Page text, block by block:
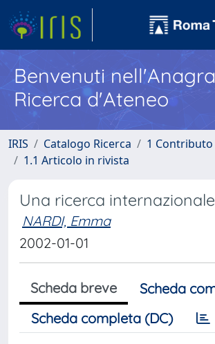
Benvenuti
Ricerca d'Ateneo
IRIS Catalogo Ricerca
1 Contributo
1.1 Articolo in rivista
Una ricerca internazionale
NARDI, Emma
2002-01-01
Scheda breve
Scheda
Scheda completa (DC)